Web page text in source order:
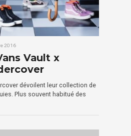
2016
Vault x
dévoilent leur collection de
Plus souvent habitué des